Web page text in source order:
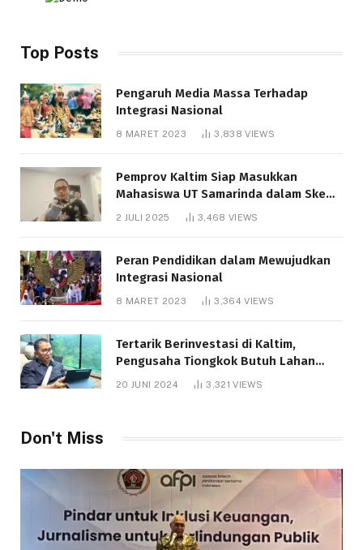
Top Posts
Pengaruh Media Massa Terhadap
Integrasi Nasional
8 MARET 2023 3,838VIEWS
Pemprov Kaltim Siap Masukkan
Mahasiswa UT Samarinda dalam Skema
Bantuan Pendidikan Gratispol
2 JULI 2025 3,468 VIEWS
Peran Pendidikan dalam Mewujudkan
Integrasi Nasional
8 MARET 2023 3,364VIEWS
Tertarik Berinvestasi di Kaltim,
Pengusaha Tiongkok Butuh Lahan
1.000 Hektare
20 JUNI 2024 3,321VIEWS
Don't Miss